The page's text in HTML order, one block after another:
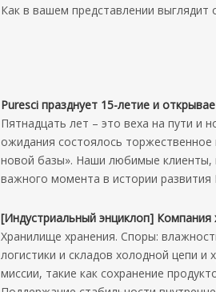
Как в вашем представлении
Пятнадцать лет – это веха на пути и
ожидания состоялось
новой базы». Наши любимые клиенты,
важного момента в истории развития
[Индустриальный энциклоп] Компания
Хранилище хранения. Споры:
логистики и складов холодной цепи
миссии, такие как сохранение